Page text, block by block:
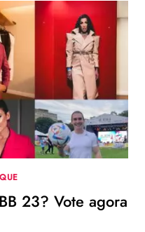
23? Vote agora